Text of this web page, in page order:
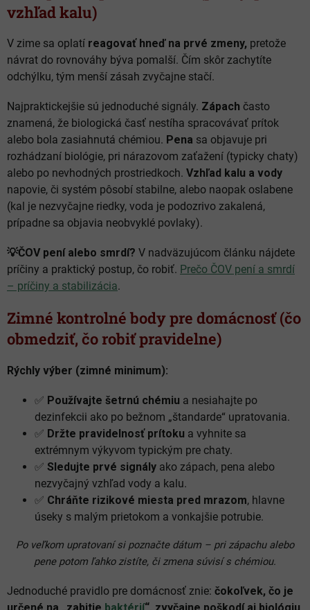
vzhľad kalu)
V zime sa oplatí reagovať hneď na prvé zmeny, pretože
návrat do rovnováhy býva pomalší. Čím skôr zachytíte
odchýlku, tým menší zásah zvyčajne stačí.
Najpraktickejšie sú jednoduché signály. Zápach často
znamená, že biologická časť nestíha spracovávať prítok
alebo bola zasiahnutá chémiou. Pena sa objavuje pri
rozhádzaní biológie, pri nárazovom zaťažení (typicky chaty)
alebo po nevhodných prostriedkoch. Vzhľad kalu a vody
napovie, či systém pôsobí stabilne, alebo naopak oslabene
(kal je nezvyčajne riedky, voda je podozrivo zakalená,
prípadne sa objavia neobvyklé povlaky).
💡ČOV pení alebo smrdí? V nadväzujúcom článku nájdete
príčiny a praktický postup, čo robiť. Prečo ČOV pení a smrdí
– príčiny a stabilizácia.
Zimné kontrolné body pre domácnosť (čo
obmedziť, čo robiť pravidelne)
Rýchly výber (zimné minimum):
✅ Používajte šetrnú chémiu a nesiahajte po
dezinfekcii ako po bežnom „štandarde“ upratovania.
✅ Držte pravidelnosť prítoku a vyhnite sa
extrémnym výkyvom typickým pre chaty.
✅ Sledujte prvé signály ako zápach, pena alebo
nezvyčajný vzhľad vody a kalu.
✅ Chráňte rizikové miesta pred mrazom, hlavne
úseky s malým prietokom a vonkajšie potrubie.
Po veľkom upratovaní si poznačte dátum – pri zápachu alebo
pene potom ľahko zistíte, či zmena súvisí s chémiou.
Jednoduché pravidlo pre domácnosť znie: čokoľvek, čo je
určené na „zabitie baktérií“, zvyčajne poškodí aj biológiu